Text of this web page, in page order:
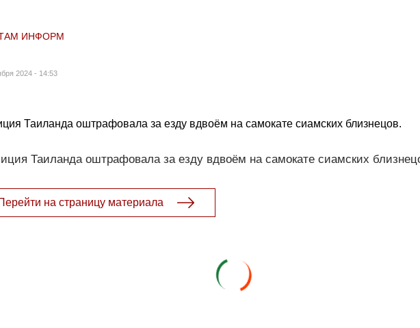
ИНФОРМ
2024 - 14:53
Таиланда оштрафовала за езду вдвоём на самокате сиамских близнецов.
Таиланда оштрафовала за езду вдвоём на самокате сиамских
на страницу материала